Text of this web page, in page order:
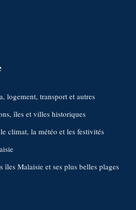
logement, transport et autres
îles et villes historiques
climat, la météo et les festivités
îles Malaisie et ses plus belles plages